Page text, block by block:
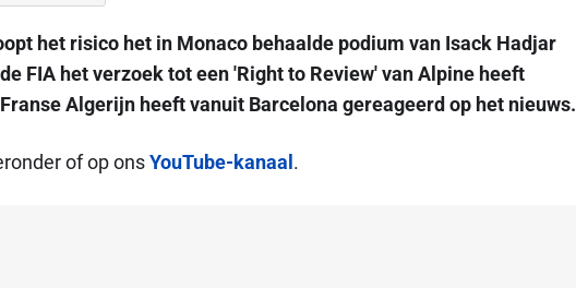
het risico het in Monaco behaalde podium van Isack Hadjar
FIA het verzoek tot een 'Right to Review' van Alpine heeft
Algerijn heeft vanuit Barcelona gereageerd op het nieuws.
of op onsYouTube-kanaal .